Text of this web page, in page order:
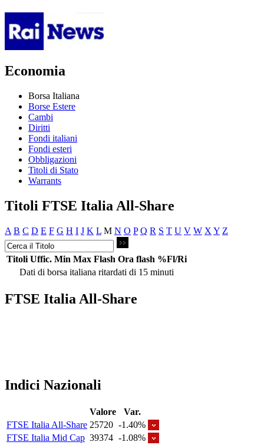
Economia
Borsa Italiana
Borse Estere
Cambi
Diritti
Fondi italiani
Fondi esteri
Obbligazioni
Titoli di Stato
Warrants
Titoli FTSE Italia All-Share
A B C D E F G H I J K L M N O P Q R S T U V W X Y Z
Titoli Uffic. Min Max Flash Ora flash %Fl/Ri
Dati di borsa italiana ritardati di 15 minuti
FTSE Italia All-Share
Indici Nazionali
Valore
Var.
FTSE Italia All-Share 25720 -1.40%
FTSE Italia Mid Cap 39374 -1.08%